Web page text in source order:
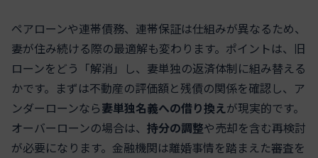
ペアローンや連帯債務、連帯保証は仕組みが異なるため、
妻が住み続ける際の最適解も変わります。ポイントは、旧
ローンをどう「解消」し、妻単独の返済体制に組み替える
かです。まずは不動産の評価額と残債の関係を確認し、ア
ンダーローンなら妻単独名義への借り換えが現実的です。
オーバーローンの場合は、 持分の調整や売却を含む再検討
が必要になります。金融機関は離婚事情を踏まえた審査を